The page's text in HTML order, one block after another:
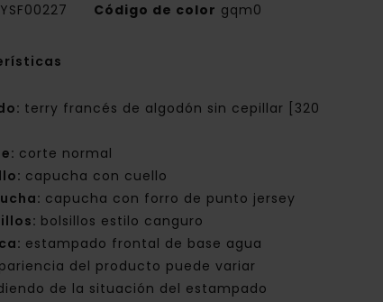
Código de color gqm0
terry francés de algodón sin cepillar [320
corte normal
capucha con cuello
capucha con forro de punto jersey
bolsillos estilo canguro
estampado frontal de base agua
del producto puede variar
de la situación del estampado